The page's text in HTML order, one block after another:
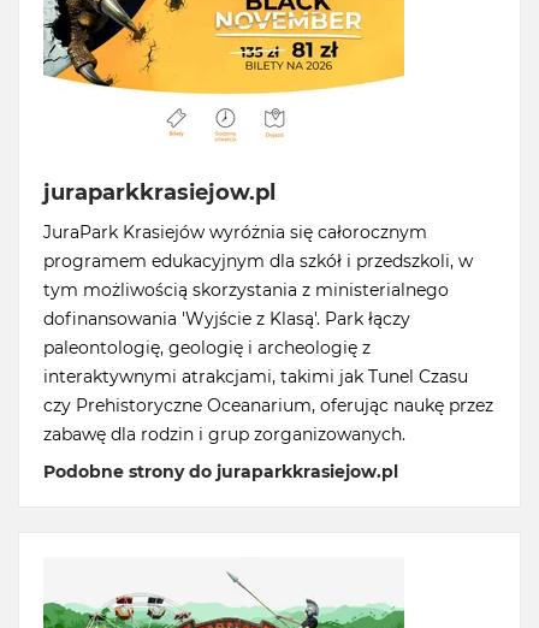
juraparkkrasiejow.pl
JuraPark Krasiejów wyróżnia się całorocznym
programem edukacyjnym dla szkół i przedszkoli, w
tym możliwością skorzystania z ministerialnego
dofinansowania 'Wyjście z Klasą'. Park łączy
paleontologię, geologię i archeologię z
interaktywnymi atrakcjami, takimi jak Tunel Czasu
czy Prehistoryczne Oceanarium, oferując naukę przez
zabawę dla rodzin i grup zorganizowanych.
Podobne strony do juraparkkrasiejow.pl